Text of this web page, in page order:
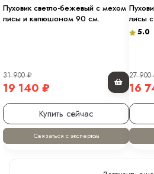
Пуховик светло-бежевый с мехом
лисы и капюшоном 90 см.
31 900₽
19 140 ₽
Купить сейчас
Связаться с экспертом
лисы
5.0
27 900
16